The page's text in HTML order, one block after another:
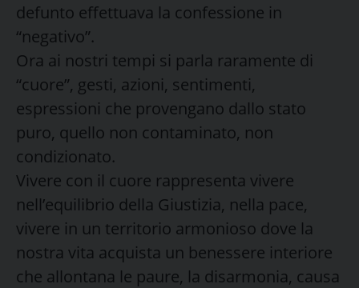
defunto effettuava la confessione in
“negativo”.
Ora ai nostri tempi si parla raramente di
“cuore”, gesti, azioni, sentimenti,
espressioni che provengano dallo stato
puro, quello non contaminato, non
condizionato.
Vivere con il cuore rappresenta vivere
nell’equilibrio della Giustizia, nella pace,
vivere in un territorio armonioso dove la
nostra vita acquista un benessere interiore
che allontana le paure, la disarmonia, causa